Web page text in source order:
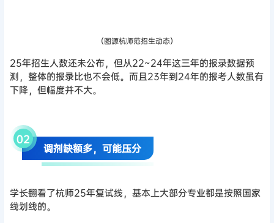
（图源杭师范招生动态）
25年招生人数还未公布，但从22~24年这三年的报录数据预
测，整体的报录比也不会低。而且23年到24年的报考人数虽有
下降，但幅度并不大。
02
调剂缺额多，可能压分
学长翻看了杭师25年复试线，基本上大部分专业都是按照国家
线划线的。